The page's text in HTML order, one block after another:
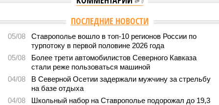
ПОСЛЕДНИЕ НОВОСТИ
05/08
Ставрополье вошло в топ-10 регионов России по
турпотоку в первой половине 2026 года
05/08
Более трети автомобилистов Северного Кавказа
стали реже пользоваться машиной
04/08
В Северной Осетии задержали мужчину за стрельбу
на базе отдыха
04/08
Школьный набор на Ставрополье подорожал до 19,3